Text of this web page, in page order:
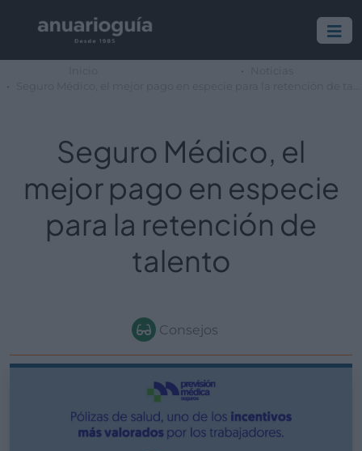
Seguro Médico, el
mejor pago en especie
para la retención de
talento
Consejos